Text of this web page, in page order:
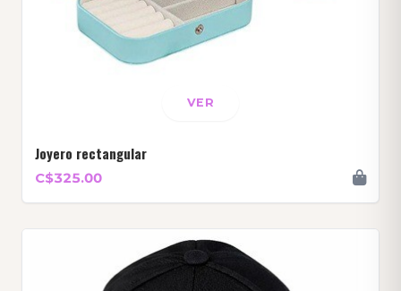
VER
Joyero rectangular
C$325.00